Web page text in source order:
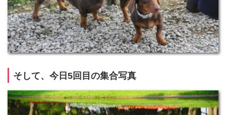
そして、今日5回目の集合写真